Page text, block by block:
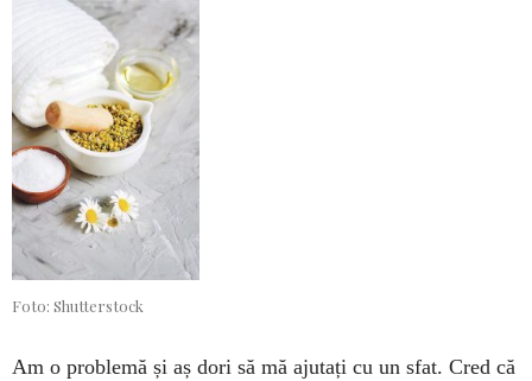
Foto: Shutterstock
Am o problemă și aș dori să mă ajutați cu un sfat. Cred că